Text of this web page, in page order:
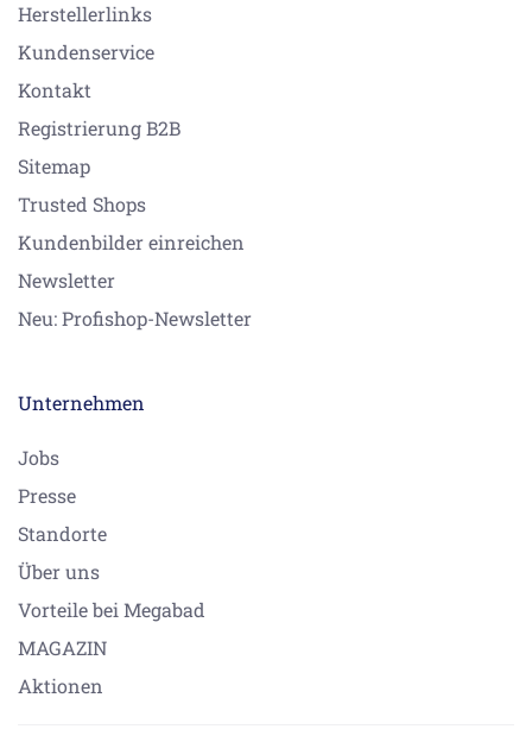
Herstellerlinks
Kundenservice
Kontakt
Registrierung B2B
Sitemap
Trusted Shops
Kundenbilder einreichen
Newsletter
Neu: Profishop-Newsletter
Unternehmen
Jobs
Presse
Standorte
Über uns
Vorteile bei Megabad
MAGAZIN
Aktionen